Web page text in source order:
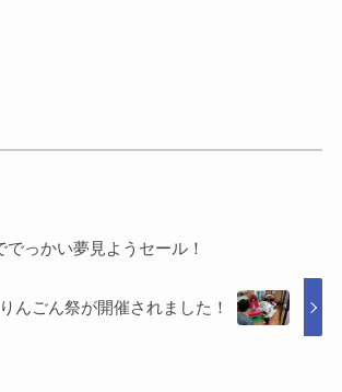
でっかい夢見ようセール！
んごん祭が開催されました！